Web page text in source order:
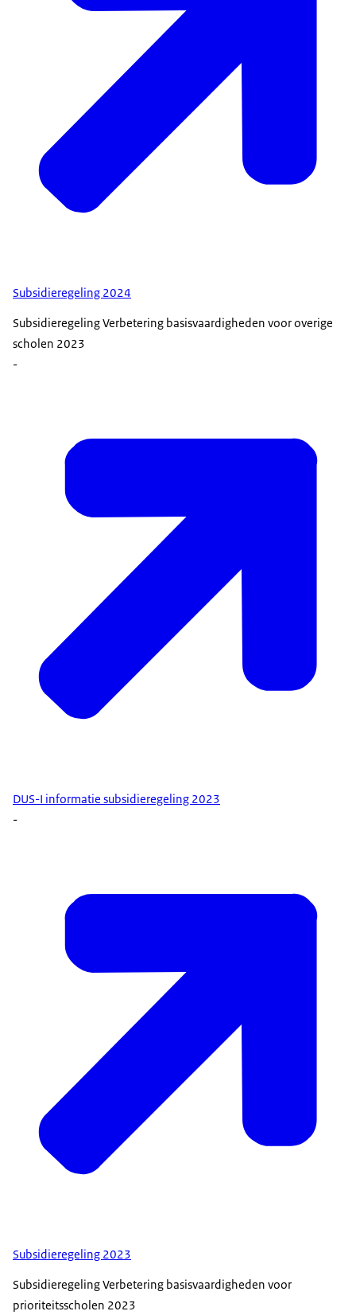
Subsidieregeling 2024
Subsidieregeling Verbetering basisvaardigheden voor overige
scholen 2023
-
DUS-I informatie subsidieregeling 2023
-
Subsidieregeling 2023
Subsidieregeling Verbetering basisvaardigheden voor
prioriteitsscholen 2023